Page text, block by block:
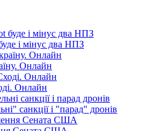
і мінус два НПЗ
Онлайн
Онлайн
санкції і "парад" дронів